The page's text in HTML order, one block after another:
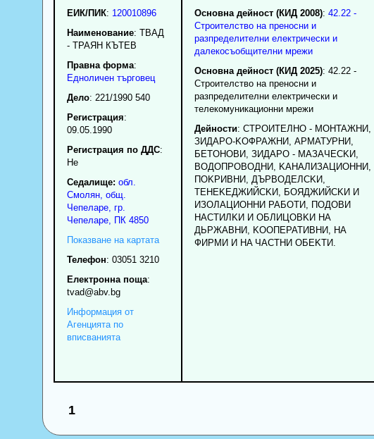
ЕИК/ПИК: 120010896
Наименование: ТВАД
- ТРАЯН КЪТЕВ
Правна форма:
Едноличен търговец
Дело: 221/1990 540
Регистрация:
09.05.1990
Регистрация по ДДС:
Нe
Седалище: обл.
Смолян, общ.
Чепеларе, гр.
Чепеларе, ПК 4850
Показване на картата
Телефон: 03051 3210
Електронна поща:
tvad@abv.bg
Информация от
Агенцията по
вписванията
Основна дейност (КИД 2008): 42.22 -
Строителство на преносни и
разпределителни електрически и
далекосъобщителни мрежи
Основна дейност (КИД 2025): 42.22 -
Строителство на преносни и
разпределителни електрически и
телекомуникационни мрежи
Дейности: CTPOИTEЛHO - MOHTAЖHИ,
ЗИДAPO-KOФPAЖHИ, APMATУPHИ,
БETOHOBИ, ЗИДAPO - MAЗAЧECKИ,
BOДOПPOBOДHИ, KAHAЛИЗAЦИOHHИ,
ПOKPИBHИ, ДЪPBOДEЛCKИ,
TEHEKEДЖИЙCKИ, БOЯДЖИЙCKИ И
ИЗOЛAЦИOHHИ PAБOTИ, ПOДOBИ
HACTИЛKИ И OБЛИЦOBKИ HA
ДЬPЖABHИ, KOOПEPATИBHИ, HA
ФИPMИ И HA ЧACTHИ OБEKTИ.
1